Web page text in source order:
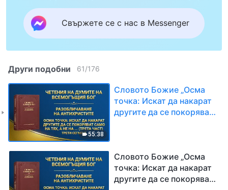
Свържете се с нас в Messenger
Други подобни 61/176
55:38
Словото Божие „Осма
точка: Искат да накарат
другите да се покоряват
сегмент
Словото Божие „Осма
точка: Искат да накарат
другите да се покоряват